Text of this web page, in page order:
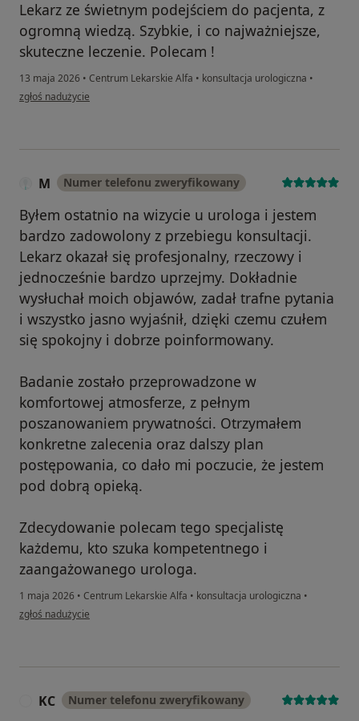
Lekarz ze świetnym podejściem do pacjenta, z
ogromną wiedzą. Szybkie, i co najważniejsze,
skuteczne leczenie. Polecam !
13 maja 2026 • Centrum Lekarskie Alfa • konsultacja urologiczna •
w opinii użytkownika Kamil
zgłoś nadużycie
M Numer telefonu zweryfikowany
Byłem ostatnio na wizycie u urologa i jestem
bardzo zadowolony z przebiegu konsultacji.
Lekarz okazał się profesjonalny, rzeczowy i
jednocześnie bardzo uprzejmy. Dokładnie
wysłuchał moich objawów, zadał trafne pytania
i wszystko jasno wyjaśnił, dzięki czemu czułem
się spokojny i dobrze poinformowany.
Badanie zostało przeprowadzone w
komfortowej atmosferze, z pełnym
poszanowaniem prywatności. Otrzymałem
konkretne zalecenia oraz dalszy plan
postępowania, co dało mi poczucie, że jestem
pod dobrą opieką.
Zdecydowanie polecam tego specjalistę
każdemu, kto szuka kompetentnego i
zaangażowanego urologa.
1 maja 2026 • Centrum Lekarskie Alfa • konsultacja urologiczna •
w opinii użytkownika M
zgłoś nadużycie
KC Numer telefonu zweryfikowany